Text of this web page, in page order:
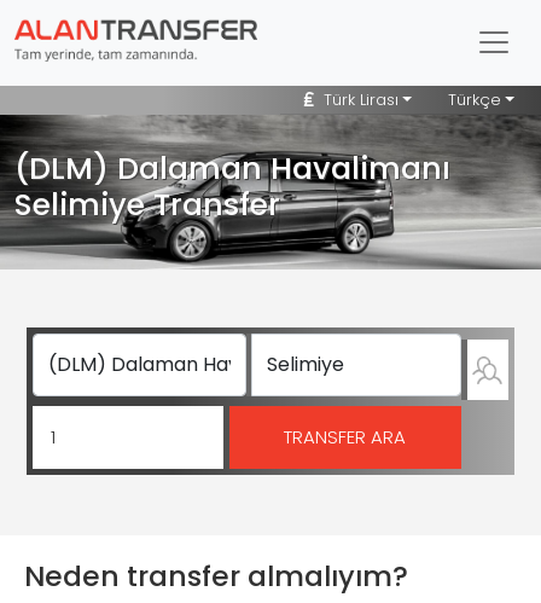
Türk Lirası Türkçe
(DLM) Dalaman Havalimanı
Selimiye Transfer
Neden transfer almalıyım?